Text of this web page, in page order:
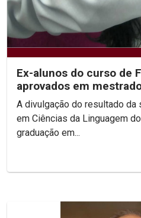
Ex-alunos do curso de
aprovados em
A divulgação do resultado da
em Ciências da Linguagem
graduação em...